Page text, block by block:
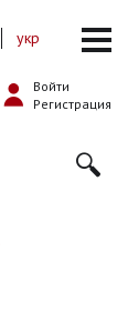
Войти
Регистрация
укр